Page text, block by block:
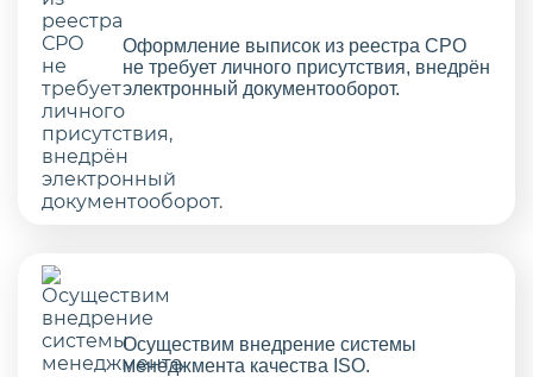
Оформление выписок из реестра СРО
не требует личного присутствия, внедрён
электронный документооборот.
Осуществим внедрение системы
менеджмента качества ISO.